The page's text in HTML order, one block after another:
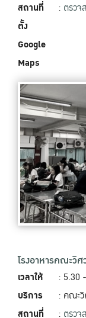
สถานที่
ตั้ง
Google
Maps
: ตรว
โรงอาหารคณะวิ
เวลาให้
บริการ
สถานที่
: 5.30
: คณะ
: ตรว